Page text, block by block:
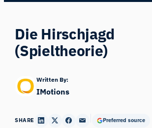
Die Hirschjagd
(Spieltheorie)
Written By:
IMotions
SHARE Preferred source